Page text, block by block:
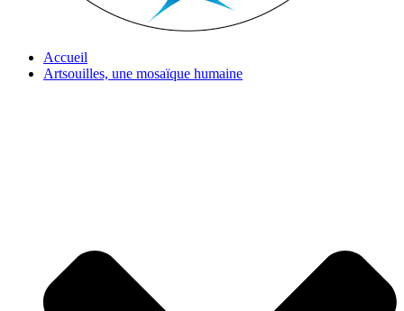
Accueil
Artsouilles, une mosaïque humaine